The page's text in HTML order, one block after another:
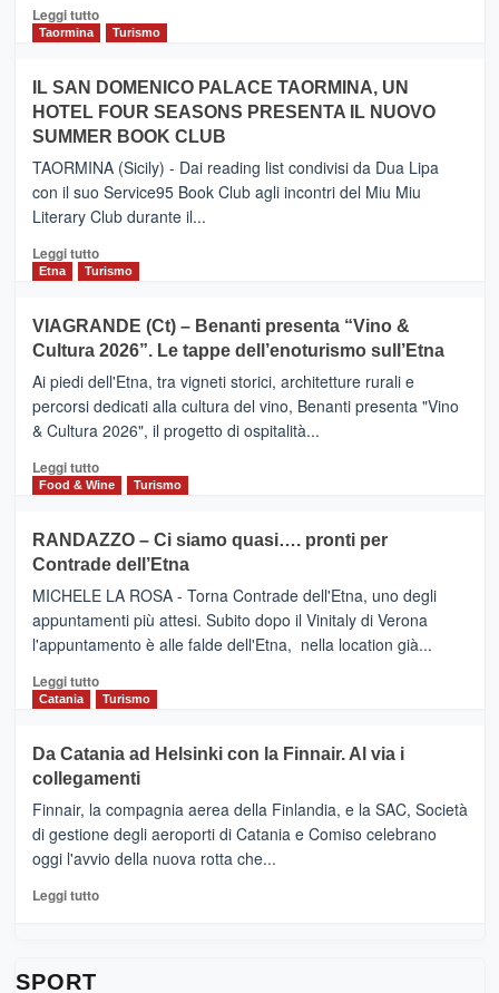
e
Zanzibar
da
Neos
Leggi tuttoLeggi
PIEDIMONTE
ETNEO
–
Meta
turistica
privilegiata
secondo
dati
di
Anche
la
Alcantara
nei
primi
nella
classifica
Taormina Turismo
IL SAN DOMENICO PALACE TAORMINA, UN
HOTEL FOUR SEASONS PRESENTA IL NUOVO
SUMMER BOOK CLUB
TAORMINA (Sicily) - Dai reading list condivisi da Dua Lipa
con il suo Service95 Book Club agli incontri del Miu Miu
Literary Club durante il...
Leggi tuttoLeggi
di
IL
SAN
DOMENICO
PALACE
TAORMINA,
UN
HOTEL
FOUR
IL
NUOVO
SUMMER
CLUB
Etna Turismo
VIAGRANDE (Ct) – Benanti presenta “Vino &
Cultura 2026”. Le tappe dell’enoturismo sull’Etna
Ai piedi dell'Etna, tra vigneti storici, architetture rurali e
percorsi dedicati alla cultura del vino, Benanti presenta "Vino
& Cultura 2026", il progetto di ospitalità...
Leggi tuttoLeggi
di
VIAGRANDE
(Ct)
–
Benanti
presenta
“Vino
&
Cultura
tappe
dell’enoturismo
Food & Wine Turismo
RANDAZZO – Ci siamo quasi…. pronti per
Contrade dell’Etna
MICHELE LA ROSA - Torna Contrade dell'Etna, uno degli
appuntamenti più attesi. Subito dopo il Vinitaly di Verona
l'appuntamento è alle falde dell'Etna, nella location già...
Leggi tuttoLeggi
di
RANDAZZO
–
Ci
siamo
quasi….
pronti
per
Catania Turismo
Da Catania ad Helsinki con la Finnair. Al via i
collegamenti
Finnair, la compagnia aerea della Finlandia, e la SAC, Società
di gestione degli aeroporti di Catania e Comiso celebrano
oggi l'avvio della nuova rotta che...
Leggi tuttoLeggi
SPORT